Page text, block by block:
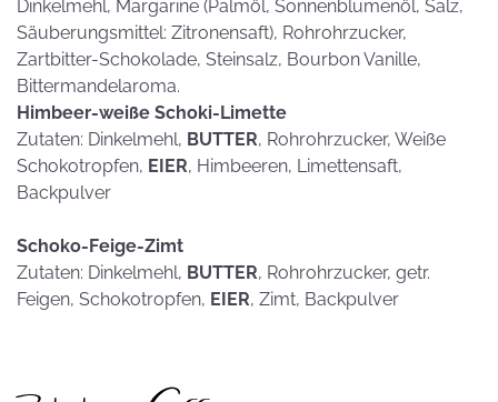
Dinkelmehl, Margarine (Palmöl, Sonnenblumenöl, Salz,
Säuberungsmittel: Zitronensaft), Rohrohrzucker,
Zartbitter-Schokolade, Steinsalz, Bourbon Vanille,
Bittermandelaroma.
Himbeer-weiße Schoki-Limette
Zutaten: Dinkelmehl, BUTTER, Rohrohrzucker, Weiße
Schokotropfen, EIER, Himbeeren, Limettensaft,
Backpulver
Schoko-Feige-Zimt
Zutaten: Dinkelmehl, BUTTER, Rohrohrzucker, getr.
Feigen, Schokotropfen, EIER, Zimt, Backpulver